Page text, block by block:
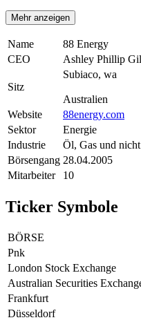
Mehr anzeigen
Name
88 Energy
CEO
Ashley Phillip
Sitz
Subiaco, wa
Australien
Website
88energy.com
Sektor
Energie
Industrie
Öl, Gas und
Börsengang 28.04.2005
Mitarbeiter
10
Ticker Symbole
BÖRSE
Pnk
London Stock Exchange
Australian Securities
Frankfurt
Düsseldorf